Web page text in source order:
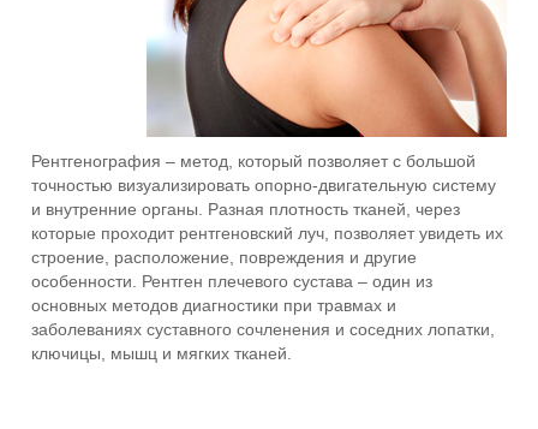
Рентгенография – метод, который позволяет с большой
точностью визуализировать опорно-двигательную систему
и внутренние органы. Разная плотность тканей, через
которые проходит рентгеновский луч, позволяет увидеть их
строение, расположение, повреждения и другие
особенности. Рентген плечевого сустава – один из
основных методов диагностики при травмах и
заболеваниях суставного сочленения и соседних лопатки,
ключицы, мышц и мягких тканей.